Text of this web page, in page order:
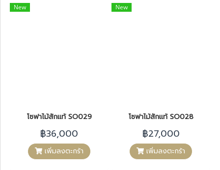
New
โซฟาไม้สักแท้ SO029
฿36,000
เพิ่มลงตะกร้า
New
โซฟาไม้สักแท้ SO028
฿27,000
เพิ่มลงตะกร้า